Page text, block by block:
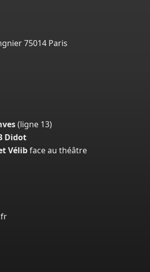
75014 Paris
(ligne 13)
Didot
Vélibface au théâtre